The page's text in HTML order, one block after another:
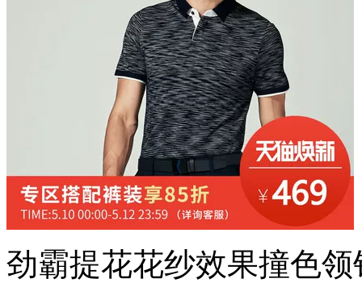
劲霸提花花纱效果撞色